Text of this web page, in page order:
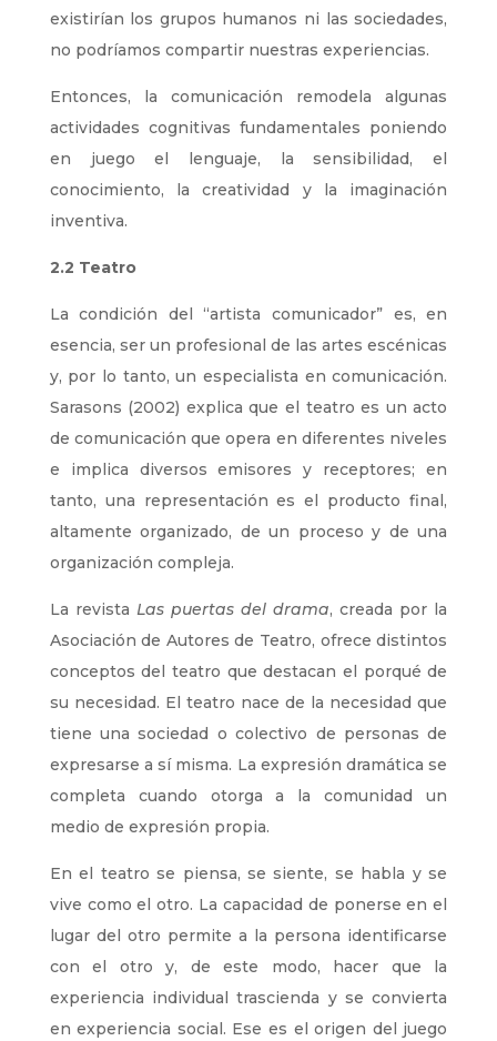
existirían los grupos humanos ni las sociedades,
no podríamos compartir nuestras experiencias.
Entonces, la comunicación remodela algunas
actividades cognitivas fundamentales poniendo
en juego el lenguaje, la sensibilidad, el
conocimiento, la creatividad y la imaginación
inventiva.
2.2 Teatro
La condición del “artista comunicador” es, en
esencia, ser un profesional de las artes escénicas
y, por lo tanto, un especialista en comunicación.
Sarasons (2002) explica que el teatro es un acto
de comunicación que opera en diferentes niveles
e implica diversos emisores y receptores; en
tanto, una representación es el producto final,
altamente organizado, de un proceso y de una
organización compleja.
La revista Las puertas del drama, creada por la
Asociación de Autores de Teatro, ofrece distintos
conceptos del teatro que destacan el porqué de
su necesidad. El teatro nace de la necesidad que
tiene una sociedad o colectivo de personas de
expresarse a sí misma. La expresión dramática se
completa cuando otorga a la comunidad un
medio de expresión propia.
En el teatro se piensa, se siente, se habla y se
vive como el otro. La capacidad de ponerse en el
lugar del otro permite a la persona identificarse
con el otro y, de este modo, hacer que la
experiencia individual trascienda y se convierta
en experiencia social. Ese es el origen del juego